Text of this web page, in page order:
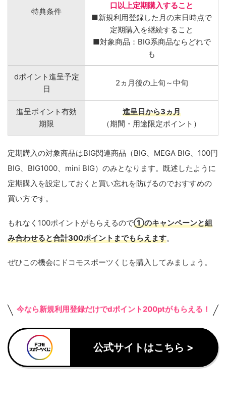
特典条件
口以上定期購入すること
■新規利用登録した月の末日時点で
定期購入を継続すること
■対象商品：BIG系商品ならどれで
も
dポイント進呈予定
日
2ヵ月後の上旬～中旬
進呈ポイント有効
期限
進呈日から3ヵ月
（期間・用途限定ポイント）
定期購入の対象商品はBIG関連商品（BIG、MEGA BIG、100円
BIG、BIG1000、mini BIG）のみとなります。既述したように
定期購入を設定しておくと買い忘れを防げるのでおすすめの
買い方です。
もれなく100ポイントがもらえるので①のキャンペーンと組
み合わせると合計300ポイントまでもらえます。
ぜひこの機会にドコモスポーツくじを購入してみましょう。
今なら新規利用登録だけでdポイント200ptがもらえる！
公式サイトはこちら >